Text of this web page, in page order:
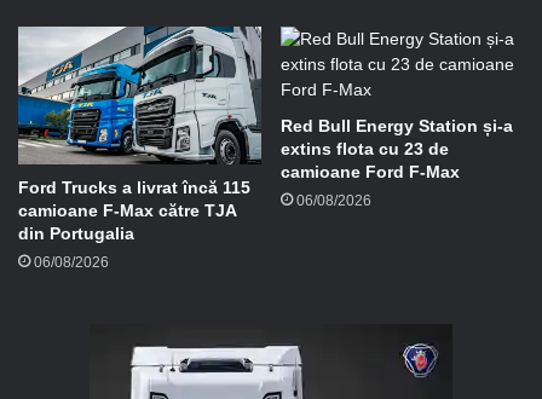
Ford Trucks a livrat încă 115
camioane F-Max către TJA
din Portugalia
06/08/2026
Red Bull Energy Station și-a
extins flota cu 23 de
camioane Ford F-Max
06/08/2026